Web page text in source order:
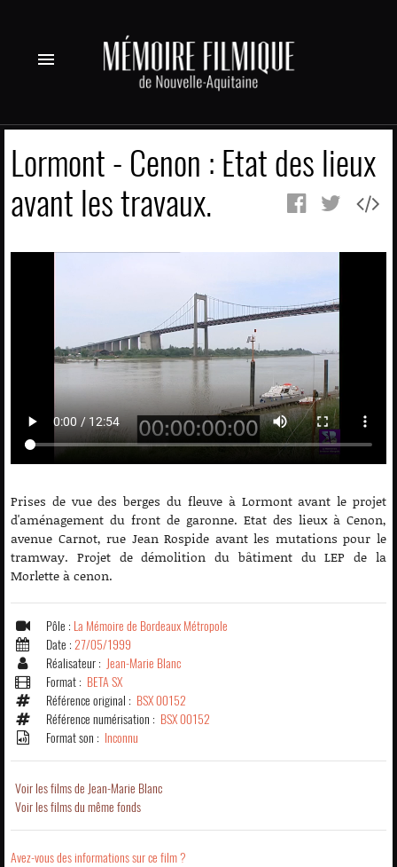
menu
Lormont - Cenon : Etat des lieux
avant les travaux.
Prises de vue des berges du fleuve à Lormont avant le projet
d'aménagement du front de garonne. Etat des lieux à Cenon,
avenue Carnot, rue Jean Rospide avant les mutations pour le
tramway. Projet de démolition du bâtiment du LEP de la
Morlette à cenon.
Pôle : La Mémoire de Bordeaux Métropole
Date : 27/05/1999
Réalisateur : Jean-Marie Blanc
Format : BETA SX
Référence original : BSX 00152
Référence numérisation : BSX 00152
Format son : Inconnu
Voir les films de Jean-Marie Blanc
Voir les films du même fonds
Avez-vous des informations sur ce film ?